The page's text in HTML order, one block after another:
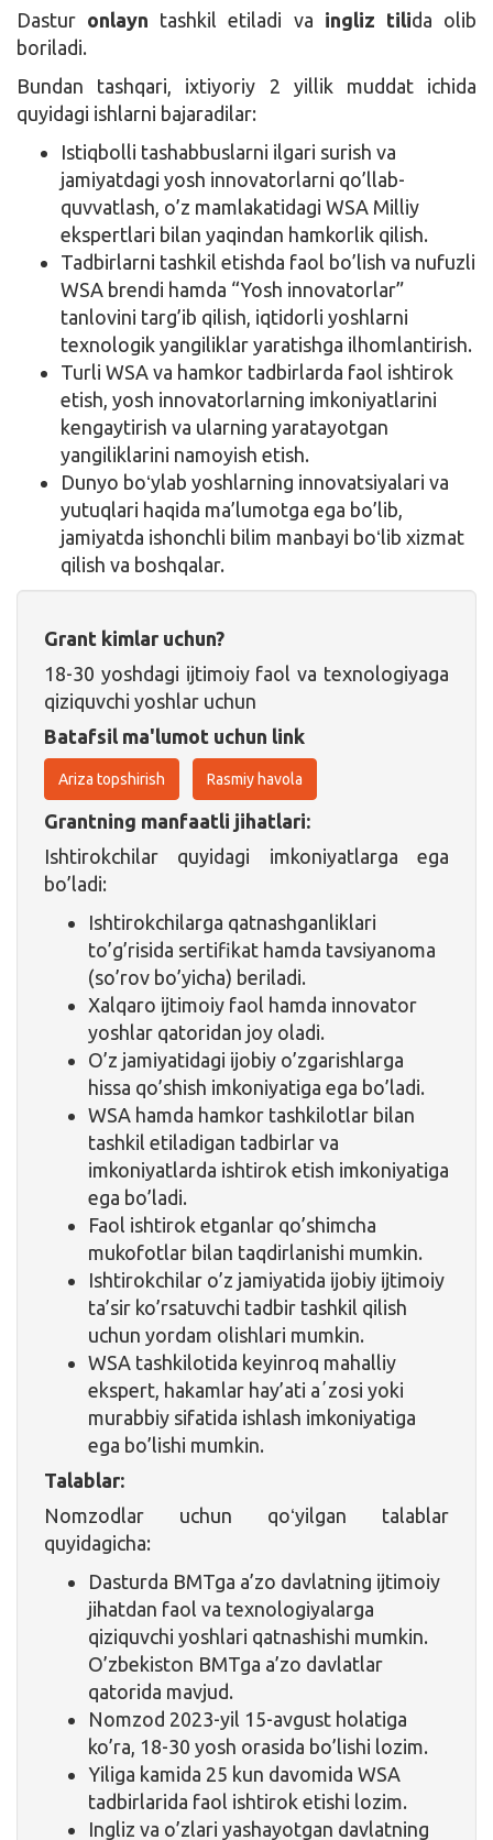
Dastur onlayn tashkil etiladi va ingliz tilida olib
boriladi.
Bundan tashqari, ixtiyoriy 2 yillik muddat ichida
quyidagi ishlarni bajaradilar:
Istiqbolli tashabbuslarni ilgari surish va
jamiyatdagi yosh innovatorlarni qo’llab-
quvvatlash, o’z mamlakatidagi WSA Milliy
ekspertlari bilan yaqindan hamkorlik qilish.
Tadbirlarni tashkil etishda faol bo’lish va nufuzli
WSA brendi hamda “Yosh innovatorlar”
tanlovini targ’ib qilish, iqtidorli yoshlarni
texnologik yangiliklar yaratishga ilhomlantirish.
Turli WSA va hamkor tadbirlarda faol ishtirok
etish, yosh innovatorlarning imkoniyatlarini
kengaytirish va ularning yaratayotgan
yangiliklarini namoyish etish.
Dunyo boʻylab yoshlarning innovatsiyalari va
yutuqlari haqida ma’lumotga ega bo’lib,
jamiyatda ishonchli bilim manbayi boʻlib xizmat
qilish va boshqalar.
Grant kimlar uchun?
18-30 yoshdagi ijtimoiy faol va texnologiyaga
qiziquvchi yoshlar uchun
Batafsil ma'lumot uchun link
Ariza topshirish Rasmiy havola
Grantning manfaatli jihatlari:
Ishtirokchilar quyidagi imkoniyatlarga ega
bo’ladi:
Ishtirokchilarga qatnashganliklari
to’g’risida sertifikat hamda tavsiyanoma
(so’rov bo’yicha) beriladi.
Xalqaro ijtimoiy faol hamda innovator
yoshlar qatoridan joy oladi.
O’z jamiyatidagi ijobiy o’zgarishlarga
hissa qo’shish imkoniyatiga ega bo’ladi.
WSA hamda hamkor tashkilotlar bilan
tashkil etiladigan tadbirlar va
imkoniyatlarda ishtirok etish imkoniyatiga
ega bo’ladi.
Faol ishtirok etganlar qo’shimcha
mukofotlar bilan taqdirlanishi mumkin.
Ishtirokchilar o’z jamiyatida ijobiy ijtimoiy
ta’sir ko’rsatuvchi tadbir tashkil qilish
uchun yordam olishlari mumkin.
WSA tashkilotida keyinroq mahalliy
ekspert, hakamlar hay’ati aʼzosi yoki
murabbiy sifatida ishlash imkoniyatiga
ega bo’lishi mumkin.
Talablar:
Nomzodlar uchun qoʻyilgan talablar
quyidagicha:
Dasturda BMTga a’zo davlatning ijtimoiy
jihatdan faol va texnologiyalarga
qiziquvchi yoshlari qatnashishi mumkin.
O’zbekiston BMTga a’zo davlatlar
qatorida mavjud.
Nomzod 2023-yil 15-avgust holatiga
ko’ra, 18-30 yosh orasida bo’lishi lozim.
Yiliga kamida 25 kun davomida WSA
tadbirlarida faol ishtirok etishi lozim.
Ingliz va o’zlari yashayotgan davlatning